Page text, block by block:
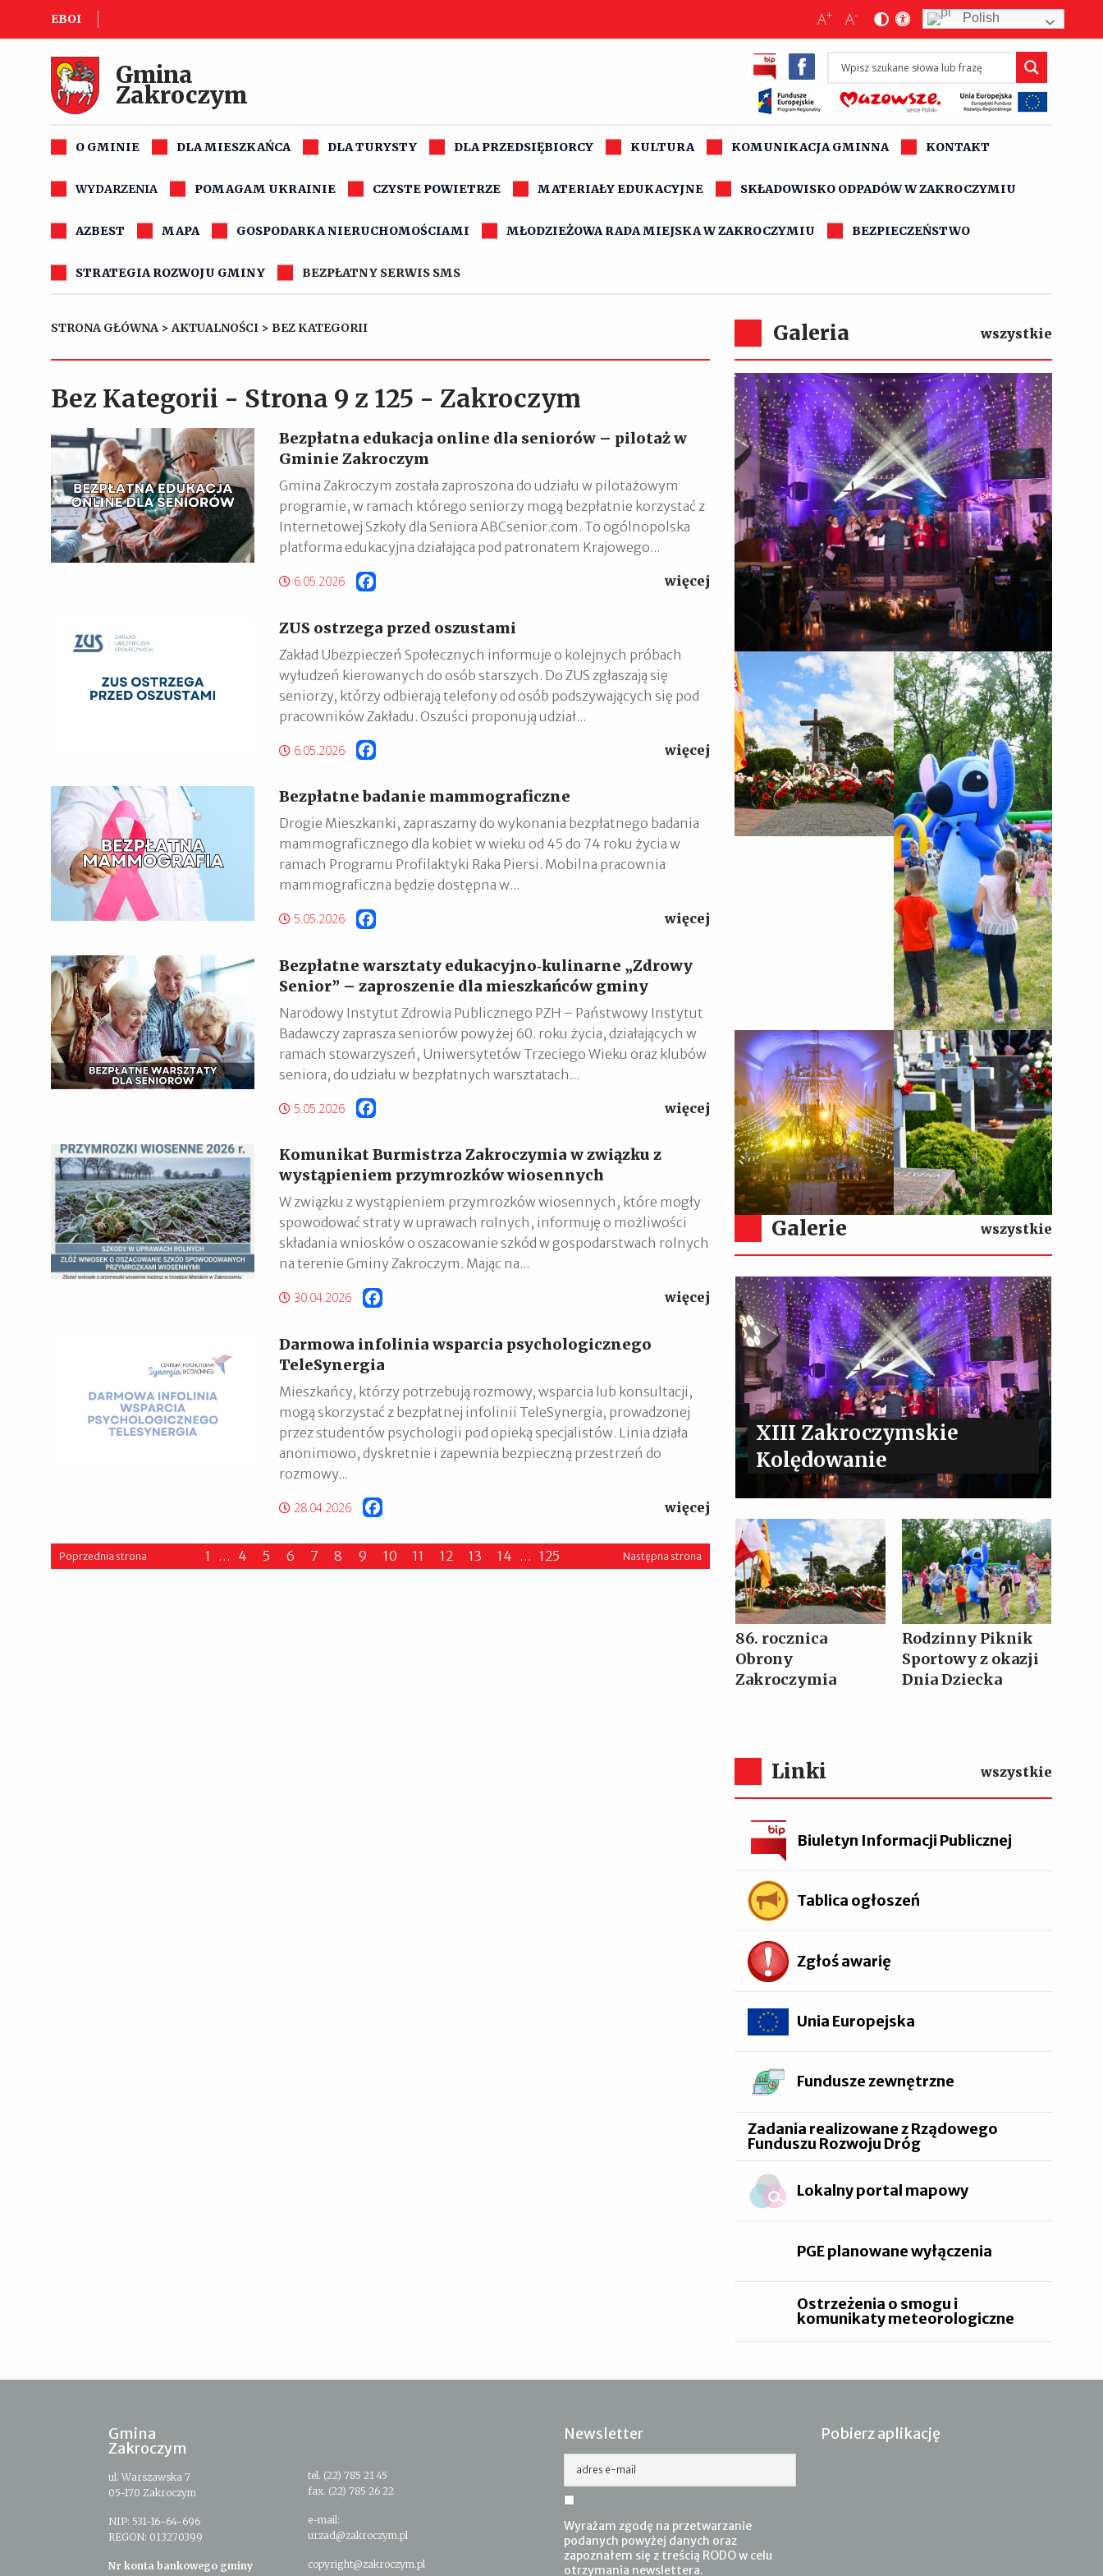
EBOI A+ A- Polish
Gmina
Zakroczym
O GMINIE DLA MIESZKAŃCA DLA TURYSTY DLA PRZEDSIĘBIORCY KULTURA KOMUNIKACJA GMINNA KONTAKT
WYDARZENIA POMAGAM UKRAINIE CZYSTE POWIETRZE MATERIAŁY EDUKACYJNE SKŁADOWISKO ODPADÓW W ZAKROCZYMIU
AZBEST MAPA GOSPODARKA NIERUCHOMOŚCIAMI MŁODZIEŻOWA RADA MIEJSKA W ZAKROCZYMIU BEZPIECZEŃSTWO
STRATEGIA ROZWOJU GMINY BEZPŁATNY SERWIS SMS
STRONA GŁÓWNA >AKTUALNOŚCI > BEZ KATEGORII
Bez Kategorii - Strona 9 z 125 - Zakroczym
Bezpłatna edukacja online dla seniorów – pilotaż w
Gminie Zakroczym
Gmina Zakroczym została zaproszona do udziału w pilotażowym
programie, w ramach którego seniorzy mogą bezpłatnie korzystać z
Internetowej Szkoły dla Seniora ABCsenior.com. To ogólnopolska
platforma edukacyjna działająca pod patronatem Krajowego...
6.05.2026 Facebook więcej
ZUS ostrzega przed oszustami
Zakład Ubezpieczeń Społecznych informuje o kolejnych próbach
wyłudzeń kierowanych do osób starszych. Do ZUS zgłaszają się
seniorzy, którzy odbierają telefony od osób podszywających się pod
pracowników Zakładu. Oszuści proponują udział...
6.05.2026 więcej
Bezpłatne badanie mammograficzne
Drogie Mieszkanki, zapraszamy do wykonania bezpłatnego badania
mammograficznego dla kobiet w wieku od 45 do 74 roku życia w
ramach Programu Profilaktyki Raka Piersi. Mobilna pracownia
mammograficzna będzie dostępna w...
5.05.2026 Facebook więcej
Bezpłatne warsztaty edukacyjno‑kulinarne „Zdrowy
Senior” – zaproszenie dla mieszkańców gminy
Narodowy Instytut Zdrowia Publicznego PZH – Państwowy Instytut
Badawczy zaprasza seniorów powyżej 60. roku życia, działających w
ramach stowarzyszeń, Uniwersytetów Trzeciego Wieku oraz klubów
seniora, do udziału w bezpłatnych warsztatach...
5.05.2026 więcej
Komunikat Burmistrza Zakroczymia w związku z
wystąpieniem przymrozków wiosennych
W związku z wystąpieniem przymrozków wiosennych, które mogły
spowodować straty w uprawach rolnych, informuję o możliwości
składania wniosków o oszacowanie szkód w gospodarstwach rolnych
na terenie Gminy Zakroczym. Mając na...
30.04.2026 Facebook więcej
Darmowa infolinia wsparcia psychologicznego
TeleSynergia
Mieszkańcy, którzy potrzebują rozmowy, wsparcia lub konsultacji,
mogą skorzystać z bezpłatnej infolinii TeleSynergia, prowadzonej
przez studentów psychologii pod opieką specjalistów. Linia działa
anonimowo, dyskretnie i zapewnia bezpieczną przestrzeń do
rozmowy...
28.04.2026 więcej
Poprzednia strona 1 … 4 5 6 7 8 9 10 11 12 13 14 … 125 Następna strona
Galeria wszystkie
XIII Zakroczymskie Kolędowanie
86. rocznica Obrony
Zakroczymia
Rodzinny Piknik
Sportowy z okazji
Dnia Dziecka
Rodzinny Piknik Sportowy z
okazji Dnia Dziecka
połączony z IV Biegiem
Zakroczymskim „Nałogi!
Dzieciaki w nogi!”
realizowany był w
partnerstwie z Samorządem
Województwa
Mazowieckiego i
wspófinansowany był ze
środków Samorządu...
XII Zakroczymskie
Kolędowanie
85. rocznica Obrony
Zakroczymia
Galerie wszystkie
XIII Zakroczymskie
Kolędowanie
86. rocznica
Obrony
Zakroczymia
Rodzinny Piknik
Sportowy z okazji
Dnia Dziecka
Linki wszystkie
Biuletyn Informacji Publicznej
Tablica ogłoszeń
Zgłoś awarię
Unia Europejska
Fundusze zewnętrzne
Zadania realizowane z Rządowego
Funduszu Rozwoju Dróg
Lokalny portal mapowy
PGE planowane wyłączenia
Ostrzeżenia o smogu i
komunikaty meteorologiczne
Gmina
Zakroczym
ul. Warszawska 7
05-170 Zakroczym
NIP: 531-16-64-696
REGON: 013270399
Nr konta bankowego gminy
tel. (22) 785 21 45
fax. (22) 785 26 22
e-mail:
urzad@zakroczym.pl
copyright@zakroczym.pl
Newsletter
adres e-mail
Wyrażam zgodę na przetwarzanie
podanych powyżej danych oraz
zapoznałem się z treścią RODO w celu
otrzymania newslettera.
Pobierz aplikację